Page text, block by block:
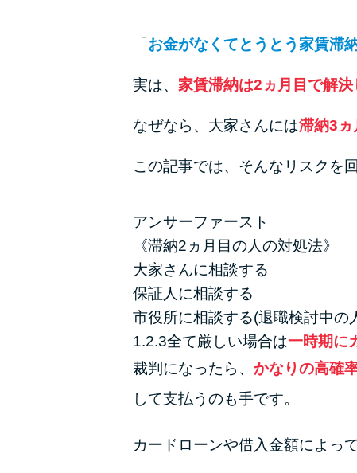
「お金がなくてとうとう家賃滞
実は、 家賃滞納は2ヵ月目で解
なぜなら、大家さんには滞納3ヵ
この記事では、そんなリスクを
アンサーファースト
《滞納2ヵ月目の人の対処法》
大家さんに相談する
保証人に相談する
市役所に相談する(退職検討中の
1.2.3全て厳しい場合は一時期に
裁判になったら、 かなりの高確
して支払うのも手です。
カードローンや借入金額によっ